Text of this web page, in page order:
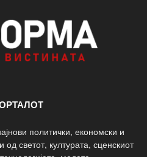
политички, економски и
од светот, културата, сценскиот